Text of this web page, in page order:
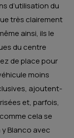
d’utilisation du
très clairement
ainsi, ils le
du centre
de place pour
moins
ajoutent-
et, parfois,
cela se
Blanco avec